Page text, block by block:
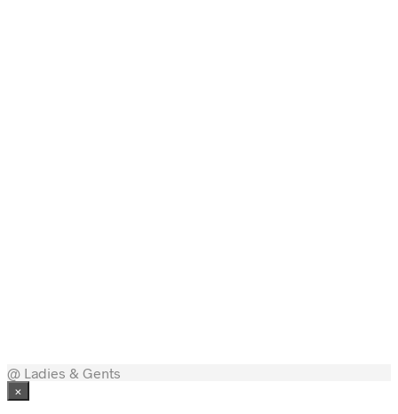
@ Ladies & Gents
×